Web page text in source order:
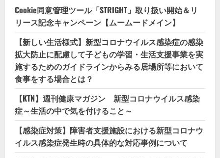
Cookie同意管理ツール「STRIGHT」取り扱い開始＆リ
リース記念キャンペーン【ムームードメイン】
【新しい生活様式】新型コロナウイルス感染症の感染
拡大防止に配慮して子どもの学習・生活支援事業を実
施するためのガイドラインからみる居場所等において
食事をする場合とは？
【KTN】週刊健康マガジン 新型コロナウイルス感染
症～生活の中で気を付けること～
【感染症対策】障害者支援施設における新型コロナウ
イルス感染症発生時の具体的な対応事例について